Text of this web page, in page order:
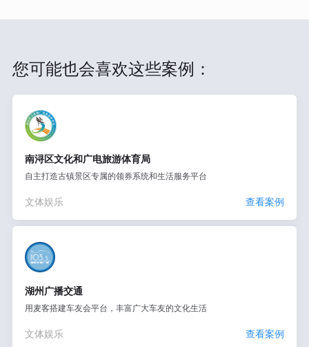
您可能也会喜欢这些案例：
南浔区文化和广电旅游体育局
自主打造古镇景区专属的领券系统和生活服务平台
文体娱乐 查看案例
湖州广播交通
用麦客搭建车友会平台，丰富广大车友的文化生活
文体娱乐 查看案例